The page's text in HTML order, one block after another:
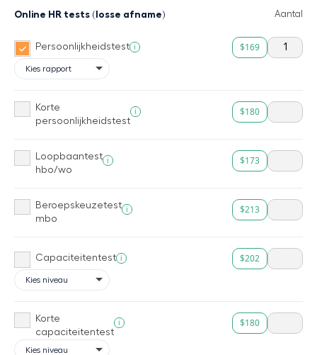
Online HR tests (losse afname) Aantal
Persoonlijkheidstest i $169
Korte
persoonlijkheidstest
i $180
Loopbaantest
hbo/wo
i $173
Beroepskeuzetest
mbo
i $213
Capaciteitentest i $202
Korte
capaciteitentest
i $180